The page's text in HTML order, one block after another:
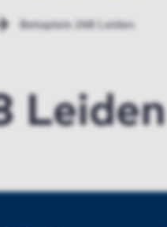
Betaplein 248 Leiden
Leiden